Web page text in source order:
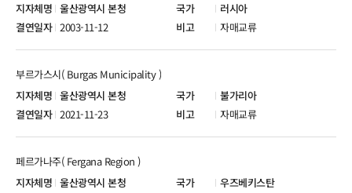
울산광역시 본청 러시아
2003-11-12 자매교류
울산광역시 본청 불가리아
부르가스시( Burgas Municipality )
2021-11-23 자매교류
울산광역시 본청 우즈베키스탄
페르가나주( Fergana Region )